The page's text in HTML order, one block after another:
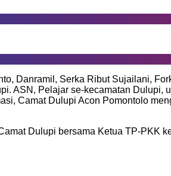
Danramil, Serka Ribut Sujailani,
ASN, Pelajar se-kecamatan Dulupi,
Camat Dulupi Acon Pomontolo
Dulupi bersama Ketua TP-PKK